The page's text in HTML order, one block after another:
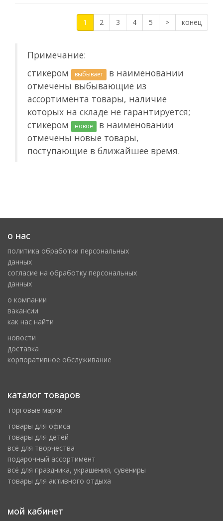
1 2 3 4 5 > конец
Примечание:
стикером
выбывает
в наименовании
отмечены выбывающие из
ассортимента товары, наличие
которых на складе не гарантируется;
стикером
новое
в наименовании
отмечены новые товары,
поступающие в ближайшее время.
о нас
политика обработки персональных
данных
cогласие на обработку персональных
данных
о компании
вакансии
как нас найти
новости
доставка
корпоративное обслуживание
каталог товаров
торговые марки
товары для офиса
товары для детей
всё для творчества
подарочный ассортимент
всё для праздника, украшения, сувениры
товары для активного отдыха
мой кабинет